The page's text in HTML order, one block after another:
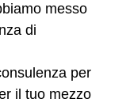
messo
di
per
il tuo mezzo